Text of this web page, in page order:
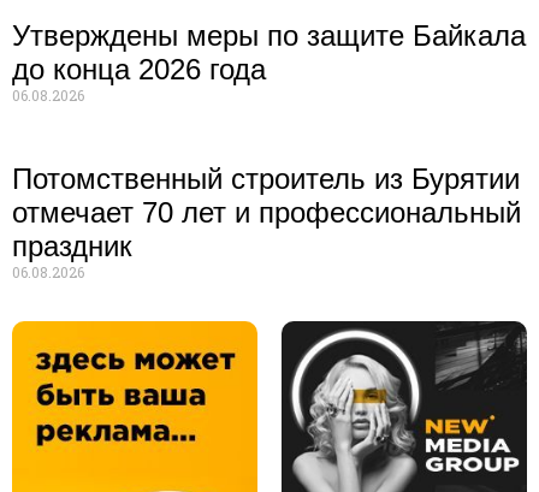
Утверждены меры по защите Байкала
до конца 2026 года
06.08.2026
Потомственный строитель из Бурятии
отмечает 70 лет и профессиональный
праздник
06.08.2026